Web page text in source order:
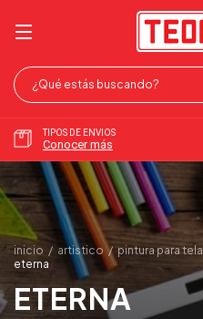
TIPOS DE ENVIOS
Conocer más
inicio / artistico / pintura para tela
eterna
ETERNA